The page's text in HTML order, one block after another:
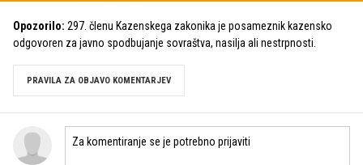
Opozorilo: 297. členu Kazenskega zakonika je posameznik kazensko
odgovoren za javno spodbujanje sovraštva, nasilja ali nestrpnosti.
PRAVILA ZA OBJAVO KOMENTARJEV